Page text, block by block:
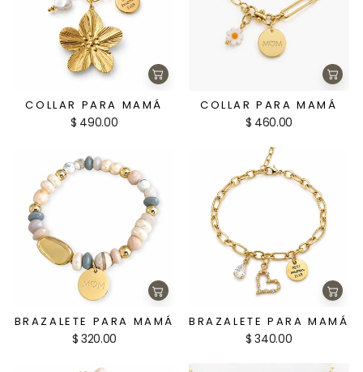
Agregar
al
carrito
COLLAR PARA MAMÁ
$ 490.00
al
COLLAR PARA MAMÁ
$ 460.00
Agregar
carrito
BRAZALETE PARA MAMÁ
$ 320.00
BRAZALETE PARA MAMÁ
$ 340.00